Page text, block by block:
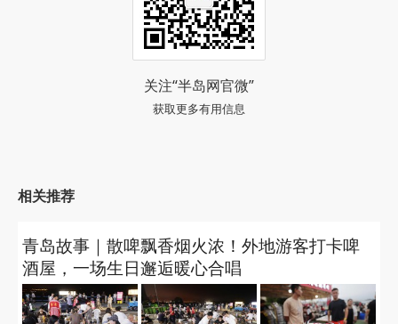
关注“半岛网官微”
获取更多有用信息
相关推荐
青岛故事｜散啤飘香烟火浓！外地游客打卡啤
酒屋，一场生日邂逅暖心合唱